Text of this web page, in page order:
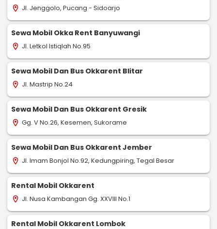
location_on Jl. Jenggolo, Pucang - Sidoarjo
Sewa Mobil Okka Rent Banyuwangi
location_on Jl. Letkol Istiqlah No.95
Sewa Mobil Dan Bus Okkarent Blitar
location_on Jl. Mastrip No.24
Sewa Mobil Dan Bus Okkarent Gresik
location_on Gg. V No.26, Kesemen, Sukorame
Sewa Mobil Dan Bus Okkarent Jember
location_on Jl. Imam Bonjol No.92, Kedungpiring, Tegal Besar
Rental Mobil Okkarent
location_on Jl. Nusa Kambangan Gg. XXVIII No.1
Rental Mobil Okkarent Lombok